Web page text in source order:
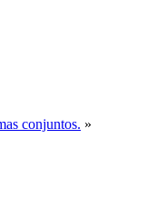
conjuntos. »